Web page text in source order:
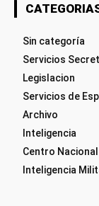
Sin categoría
Servicios
Legislacion
Servicios de
Archivo
Inteligencia
Centro
Inteligencia